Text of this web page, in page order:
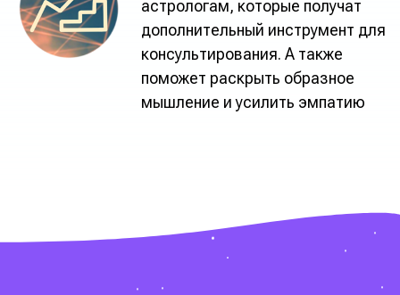
астрологам, которые получат
дополнительный инструмент для
консультирования. А также
поможет раскрыть образное
мышление и усилить эмпатию